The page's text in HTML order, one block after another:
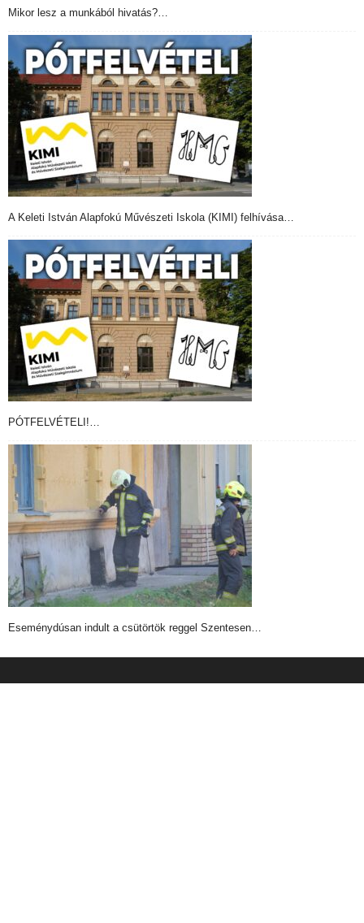
Mikor lesz a munkából hivatás?…
A Keleti István Alapfokú Művészeti Iskola (KIMI) felhívása…
PÓTFELVÉTELI!…
Eseménydúsan indult a csütörtök reggel Szentesen…